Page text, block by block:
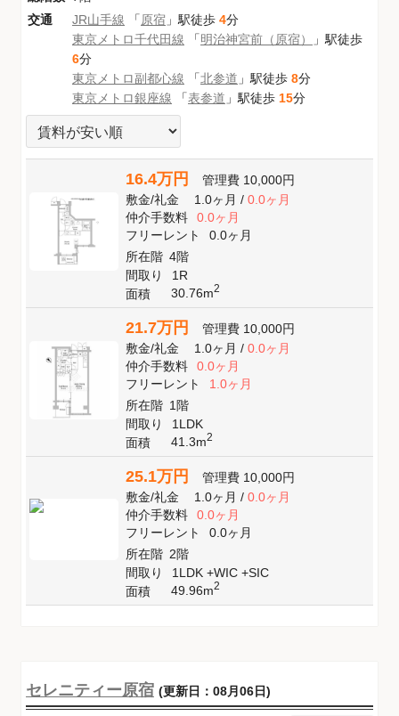
交通
JR山手線 「原宿 」駅徒歩 4分
東京メトロ千代田線 「明治神宮前（原宿）
」駅徒歩
6分
東京メトロ副都心線 「北参道 」駅徒歩 8分
東京メトロ銀座線 「表参道 」駅徒歩 15分
16.4万円 管理費 10,000円
敷金/礼金 1.0ヶ月/ 0.0ヶ月
仲介手数料
0.0ヶ月
フリーレント
0.0ヶ月
所在階 4階
間取り
1R
面積
30.76m2
21.7万円 管理費 10,000円
敷金/礼金 1.0ヶ月/ 0.0ヶ月
仲介手数料
0.0ヶ月
フリーレント
1.0ヶ月
所在階 1階
間取り
1LDK
面積
41.3m2
25.1万円 管理費 10,000円
敷金/礼金 1.0ヶ月/ 0.0ヶ月
仲介手数料
0.0ヶ月
フリーレント
0.0ヶ月
所在階 2階
間取り
1LDK +WIC +SIC
面積
49.96m2
セレニティー原宿 (更新日：08月06日)